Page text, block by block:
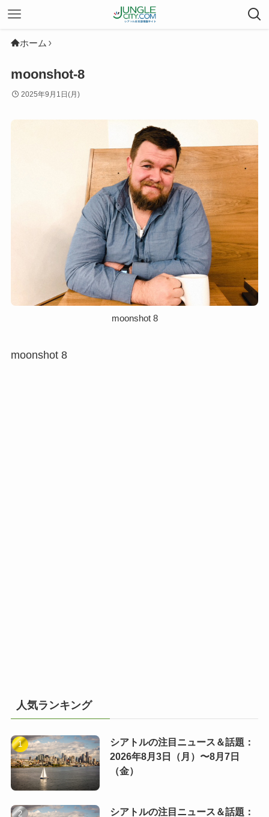
ホーム
moonshot-8
2025年9月1日(月)
moonshot 8
moonshot 8
人気ランキング
シアトルの注目ニュース＆話題：
2026年8月3日（月）〜8月7日
（金）
シアトルの注目ニュース＆話題：